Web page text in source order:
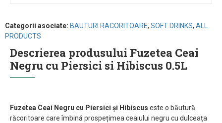
Categorii asociate: BAUTURI RACORITOARE, SOFT DRINKS, ALL
PRODUCTS
Descrierea produsului Fuzetea Ceai
Negru cu Piersici si Hibiscus 0.5L
Fuzetea Ceai Negru cu Piersici și Hibiscus este o băutură
răcoritoare care îmbină prospețimea ceaiului negru cu dulceața